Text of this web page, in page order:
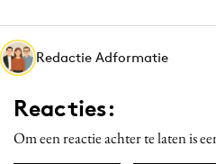
Merkstrategie
PR
Programmatic
Redactie Adformatie
Reacties:
Om een reactie achter te laten is